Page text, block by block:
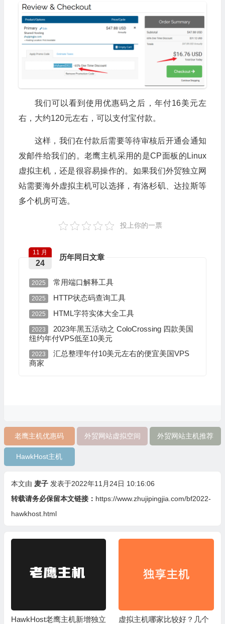
我们可以看到使用优惠码之后，年付16美元左
右，大约120元左右，可以支付宝付款。
这样，我们在付款后需要等待审核后开通会通知
发邮件给我们的。老鹰主机采用的是CP面板的Linux
虚拟主机，还是很容易操作的。如果我们外贸独立网
站需要海外虚拟主机可以选择，有洛杉矶、达拉斯等
多个机房可选。
投上你的一票
历年同日文章
11 月
24
2025 常用端口解释工具
2025 HTTP状态码查询工具
2025 HTML字符实体大全工具
2023
2023年黑五活动之 ColoCrossing 四款美国
纽约年付VPS低至10美元
2023
汇总整理年付10美元左右的便宜美国VPS
商家
老鹰主机优惠码 外贸网站虚拟空间 外贸网站主机推荐
HawkHost主机
本文由 麦子 发表于2022年11月24日 10:16:06
转载请务必保留本文链接： https://www.zhujipingjia.com/bf2022-
hawkhost.html
HawkHost老鹰主机新增独立
虚拟主机哪家比较好？几个